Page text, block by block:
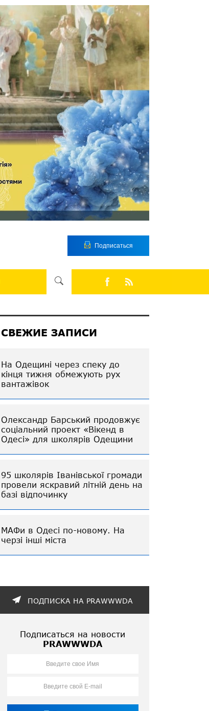
Подписаться
СВЕЖИЕ ЗАПИСИ
На Одещині через спеку до
кінця тижня обмежують рух
вантажівок
Олександр Барський продовжує
соціальний проект «Вікенд в
Одесі» для школярів Одещини
95 школярів Іванівської громади
провели яскравий літній день на
базі відпочинку
МАФи в Одесі по-новому. На
черзі інші міста
ПОДПИСКА НА PRAWWWDA
Подписаться на новости
PRAWWWDA